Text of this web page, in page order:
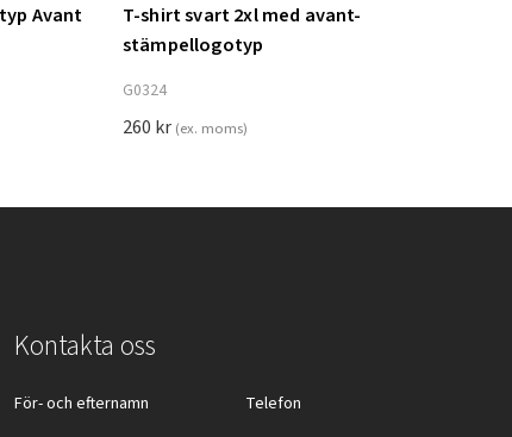
Lägg till i varukorg
Avant
T-shirt svart 2xl med avant-
stämpellogotyp
G0324
260 kr (ex. moms)
Kontakta oss